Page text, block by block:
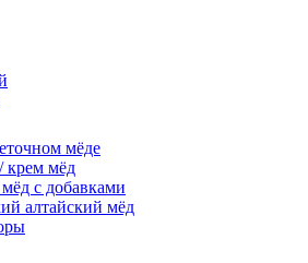
мёде
крем мёд
с добавками
алтайский мёд